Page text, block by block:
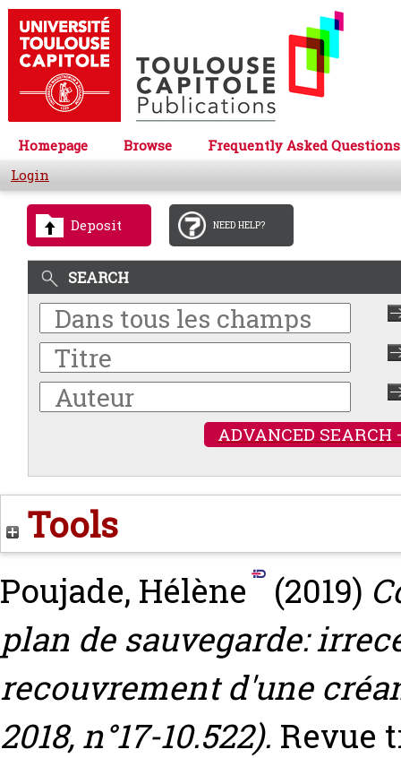
Homepage Browse
Frequently Asked Questions
Login
Deposit NEED HELP?
SEARCH
ADVANCED SEARCH
Tools
Poujade, Hélène (2019)
plan de sauvegarde:
recouvrement d'une
2018, n°17-10.522). Revue